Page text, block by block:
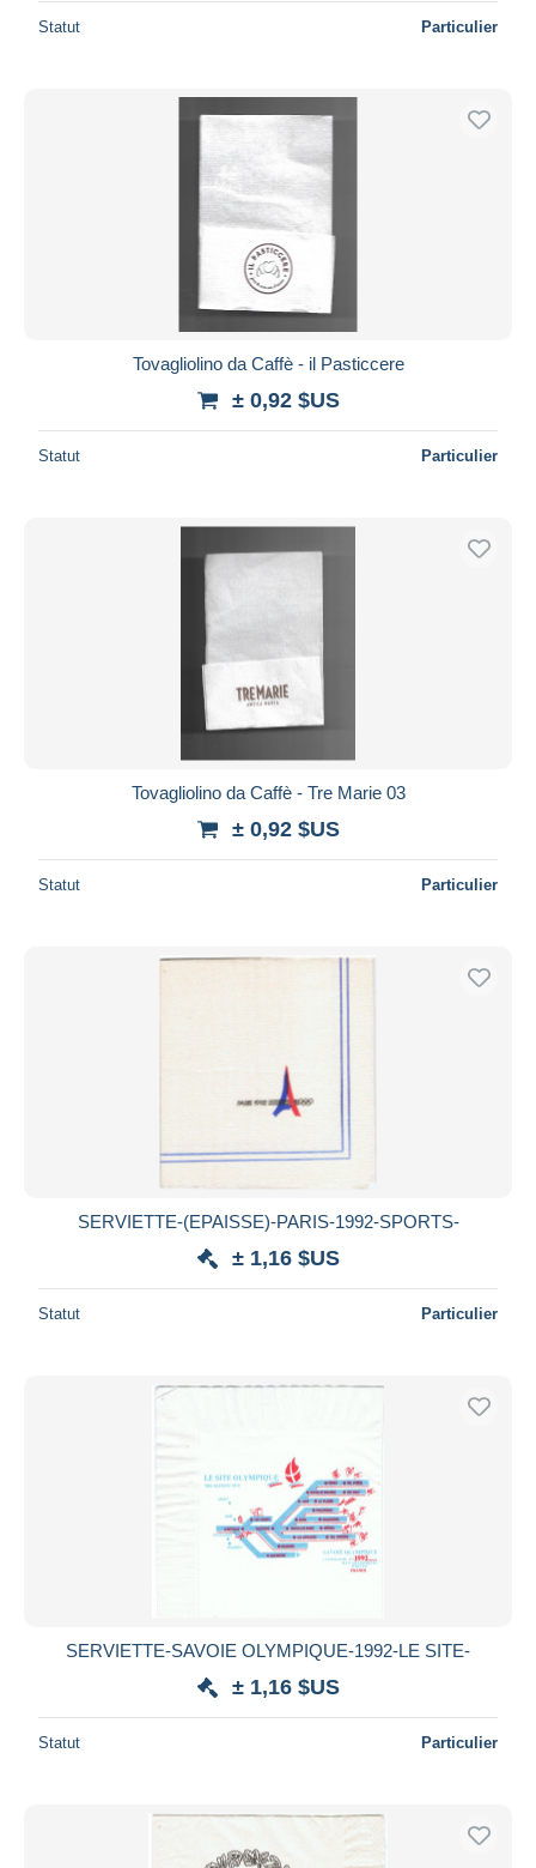
Statut Particulier
Tovagliolino da Caffè - il Pasticcere
± 0,92 $US
Statut Particulier
Tovagliolino da Caffè - Tre Marie 03
± 0,92 $US
Statut Particulier
SERVIETTE-(EPAISSE)-PARIS-1992-SPORTS-
± 1,16 $US
Statut Particulier
SERVIETTE-SAVOIE OLYMPIQUE-1992-LE SITE-
± 1,16 $US
Statut Particulier